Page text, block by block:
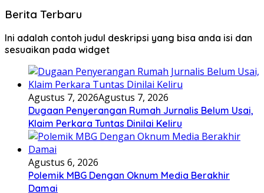
Berita Terbaru
Ini adalah contoh judul deskripsi yang bisa anda isi dan
sesuaikan pada widget
Agustus 7, 2026Agustus 7, 2026
Dugaan Penyerangan Rumah Jurnalis Belum Usai,
Klaim Perkara Tuntas Dinilai Keliru
Agustus 6, 2026
Polemik MBG Dengan Oknum Media Berakhir
Damai